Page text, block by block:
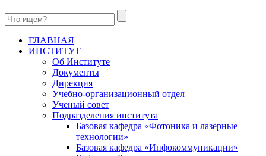
ГЛАВНАЯ
ИНСТИТУТ
Об Институте
Документы
Дирекция
Учебно-организационный отдел
Ученый совет
Подразделения института
Базовая кафедра «Фотоника и лазерные
технологии»
Базовая кафедра «Инфокоммуникации»